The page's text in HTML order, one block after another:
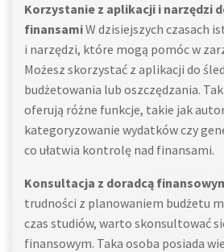
Korzystanie z aplikacji i narzędzi
finansamiW dzisiejszych czasach
i narzędzi, które mogą pomóc w
Możesz skorzystać z aplikacji do
budżetowania lub oszczędzania.
oferują różne funkcje, takie jak
kategoryzowanie wydatków czy
co ułatwia kontrolę nad finansami.
Konsultacja z doradcą
trudności z planowaniem budżetu
czas studiów, warto skonsultować
finansowym. Taka osoba posiada